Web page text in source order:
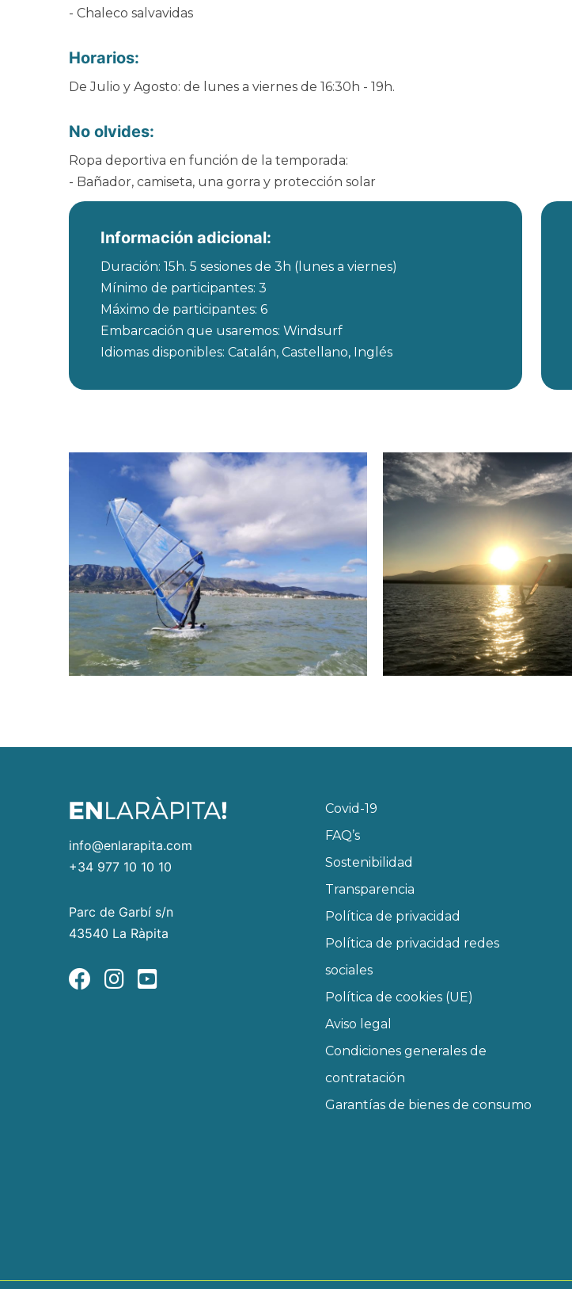
- Chaleco salvavidas
Horarios:
De Julio y Agosto: de lunes a viernes de 16:30h - 19h.
No olvides:
Ropa deportiva en función de la temporada:
- Bañador, camiseta, una gorra y protección solar
Información adicional:
Duración: 15h. 5 sesiones de 3h (lunes a viernes)
Mínimo de participantes: 3
Máximo de participantes: 6
Embarcación que usaremos: Windsurf
Idiomas disponibles: Catalán, Castellano, Inglés
info@enlarapita.com
+34 977 10 10 10
Parc de Garbí s/n
43540 La Ràpita
Covid-19
FAQ’s
Sostenibilidad
Transparencia
Política de privacidad
Política de privacidad redes
sociales
Política de cookies (UE)
Aviso legal
Condiciones generales de
contratación
Garantías de bienes de consumo